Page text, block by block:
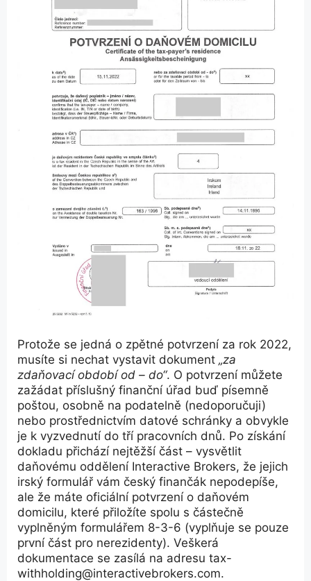
Protože se jedná o zpětné potvrzení za rok 2022,
musíte si nechat vystavit dokument „za
zdaňovací období od – do“. O potvrzení můžete
zažádat příslušný finanční úřad buď písemně
poštou, osobně na podatelně (nedoporučuji)
nebo prostřednictvím datové schránky a obvykle
je k vyzvednutí do tří pracovních dnů. Po získání
dokladu přichází nejtěžší část – vysvětlit
daňovému oddělení Interactive Brokers, že jejich
irský formulář vám český finančák nepodepíše,
ale že máte oficiální potvrzení o daňovém
domicilu, které přiložíte spolu s částečně
vyplněným formulářem 8-3-6 (vyplňuje se pouze
první část pro nerezidenty). Veškerá
dokumentace se zasílá na adresu tax-
withholding@interactivebrokers.com.